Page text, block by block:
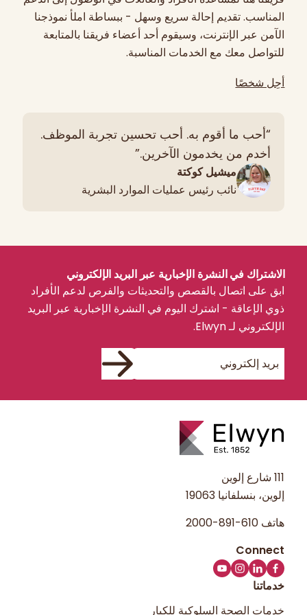
المناسب. تقديم إحالة سريع وسهل - ببساطة املأ نموذجنا
الآمن عبر الإنترنت، وسيقوم أحد أعضاء فريقنا بالمتابعة
للتواصل معك مع الخدمات المناسبة.
أحِل شخصًا
“أحب ما أقوم به. أحب تحسين تجربة الموظف.
أخدم من يخدمون الآخرين.”
ميشيل كوكتة
نائب رئيس عمليات الموارد البشرية
الاشتراك في النشرة الإخبارية عبر البريد الإلكتروني
ابق على اتصال بالقصص والتحديثات والفرص لدعم الأفراد
ذوي الإعاقة - اشترك اليوم في النشرة الإخبارية عبر البريد
الإلكتروني لـ Elwyn.
111 شارع إلوين
إلوين، بنسلفانيا 19063
هاتف 610-891-2000
خدماتنا
خدمات الصحة السلوكية للكبار